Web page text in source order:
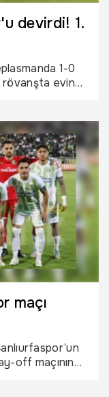
devirdi! 1.
1-0
rövanşta evinde
maçı
off maçının